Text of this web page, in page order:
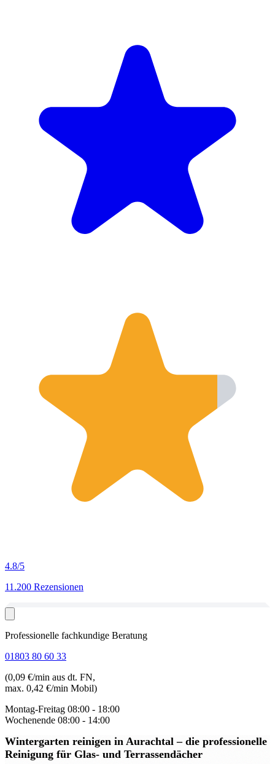
4.8/5
11.200 Rezensionen
Professionelle fachkundige Beratung
01803 80 60 33
(0,09 €/min aus dt. FN,
max. 0,42 €/min Mobil)
Montag-Freitag 08:00 - 18:00
Wochenende 08:00 - 14:00
Wintergarten reinigen in Aurachtal– die professionelle
Reinigung für Glas- und Terrassendächer